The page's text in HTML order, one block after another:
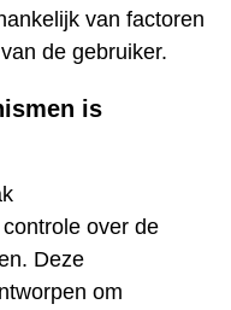
van factoren
de gebruiker.
is
over de
Deze
om